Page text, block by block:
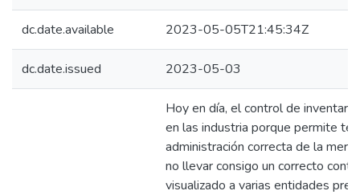
dc.date.available 2023-05-05T21:45:34Z
dc.date.issued 2023-05-03
Hoy en día, el control de
en las industria porque permite
administración correcta de la
no llevar consigo un correcto
visualizado a varias entidades